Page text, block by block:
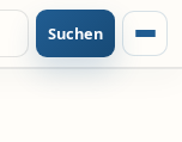
Suchen